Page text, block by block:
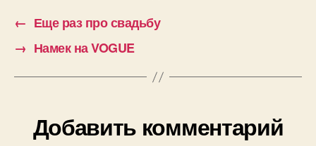
← Еще раз про свадьбу
→ Намек на VOGUE
Добавить комментарий